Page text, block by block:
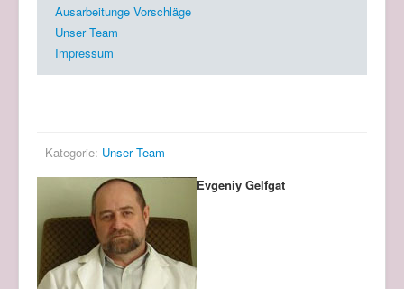
Ausarbeitunge Vorschläge
Unser Team
Impressum
Kategorie: Unser Team
Evgeniy Gelfgat